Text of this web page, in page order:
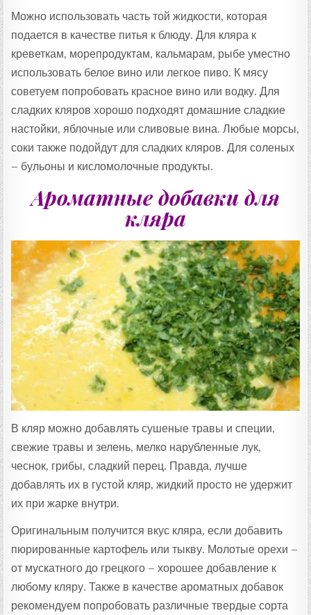
Можно использовать часть той жидкости, которая
подается в качестве питья к блюду. Для кляра к
креветкам, морепродуктам, кальмарам, рыбе уместно
использовать белое вино или легкое пиво. К мясу
советуем попробовать красное вино или водку. Для
сладких кляров хорошо подходят домашние сладкие
настойки, яблочные или сливовые вина. Любые морсы,
соки также подойдут для сладких кляров. Для соленых
– бульоны и кисломолочные продукты.
Ароматные добавки для
кляра
В кляр можно добавлять сушеные травы и специи,
свежие травы и зелень, мелко нарубленные лук,
чеснок, грибы, сладкий перец. Правда, лучше
добавлять их в густой кляр, жидкий просто не удержит
их при жарке внутри.
Оригинальным получится вкус кляра, если добавить
пюрированные картофель или тыкву. Молотые орехи –
от мускатного до грецкого – хорошее добавление к
любому кляру. Также в качестве ароматных добавок
рекомендуем попробовать различные твердые сорта